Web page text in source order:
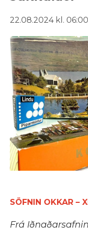
22.08.2024 kl. 06:00
SÖFNIN OKKAR –
Frá